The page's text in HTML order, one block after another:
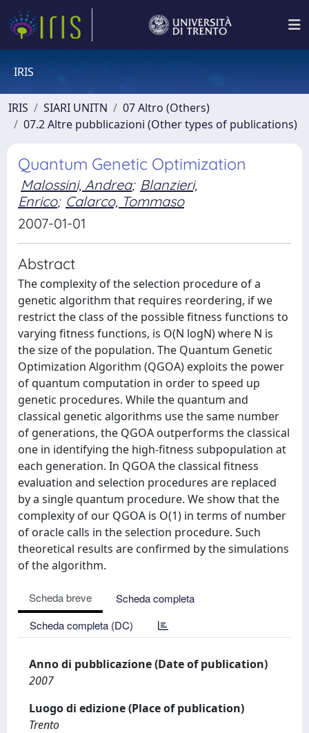
IRIS
IRIS SIARI UNITN
07 Altro (Others)
07.2 Altre pubblicazioni (Other types of publications)
Quantum Genetic Optimization
Malossini, Andrea; Blanzieri,
Enrico; Calarco, Tommaso
2007-01-01
Abstract
The complexity of the selection procedure of a
genetic algorithm that requires reordering, if we
restrict the class of the possible fitness functions to
varying fitness functions, is O(N logN) where N is
the size of the population. The Quantum Genetic
Optimization Algorithm (QGOA) exploits the power
of quantum computation in order to speed up
genetic procedures. While the quantum and
classical genetic algorithms use the same number
of generations, the QGOA outperforms the classical
one in identifying the high-fitness subpopulation at
each generation. In QGOA the classical fitness
evaluation and selection procedures are replaced
by a single quantum procedure. We show that the
complexity of our QGOA is O(1) in terms of number
of oracle calls in the selection procedure. Such
theoretical results are confirmed by the simulations
of the algorithm.
Scheda breve
Scheda completa
Scheda completa (DC)
Anno di pubblicazione (Date of publication)
2007
Luogo di edizione (Place of publication)
Trento